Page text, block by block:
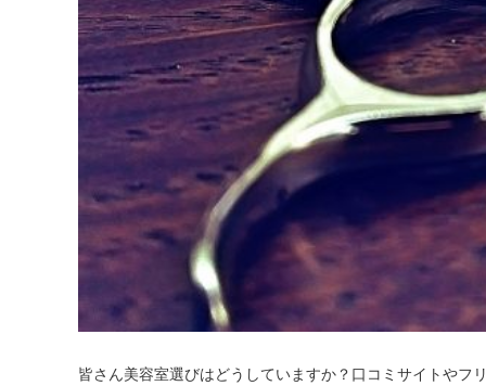
皆さん美容室選びはどうしていますか？口コミサイトやフ